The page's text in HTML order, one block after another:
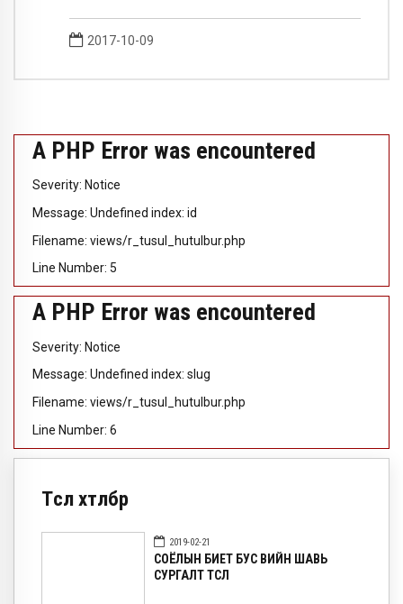
2017-10-09
A PHP Error was encountered
Severity: Notice
Message: Undefined index: id
Filename: views/r_tusul_hutulbur.php
Line Number: 5
A PHP Error was encountered
Severity: Notice
Message: Undefined index: slug
Filename: views/r_tusul_hutulbur.php
Line Number: 6
Төсөл хөтөлбөр
2019-02-21
СОЁЛЫН БИЕТ БУС ӨВИЙН ШАВЬ
СУРГАЛТ ТӨСӨЛ